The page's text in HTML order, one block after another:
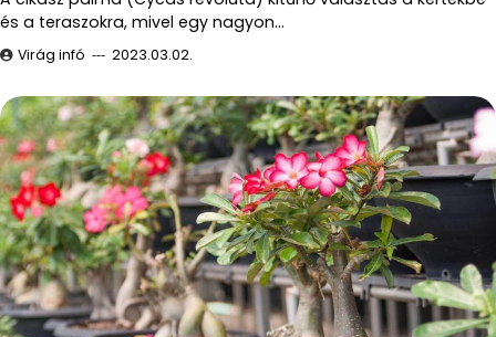
és a teraszokra, mivel egy nagyon…
Virág infó 2023.03.02.